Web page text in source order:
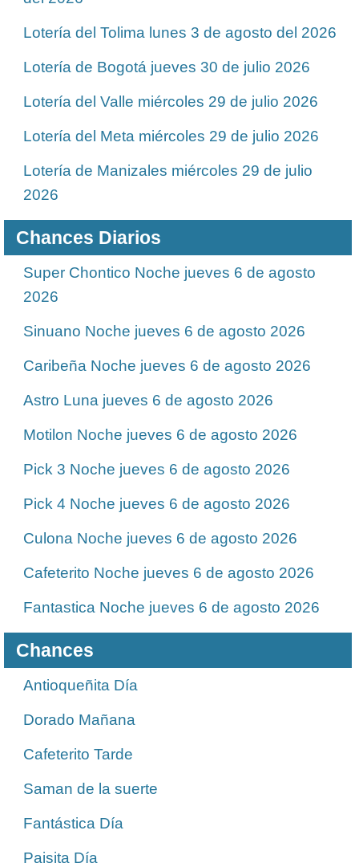
Lotería del Tolima lunes 3 de agosto del 2026
Lotería de Bogotá jueves 30 de julio 2026
Lotería del Valle miércoles 29 de julio 2026
Lotería del Meta miércoles 29 de julio 2026
Lotería de Manizales miércoles 29 de julio
2026
Chances Diarios
Super Chontico Noche jueves 6 de agosto
2026
Sinuano Noche jueves 6 de agosto 2026
Caribeña Noche jueves 6 de agosto 2026
Astro Luna jueves 6 de agosto 2026
Motilon Noche jueves 6 de agosto 2026
Pick 3 Noche jueves 6 de agosto 2026
Pick 4 Noche jueves 6 de agosto 2026
Culona Noche jueves 6 de agosto 2026
Cafeterito Noche jueves 6 de agosto 2026
Fantastica Noche jueves 6 de agosto 2026
Chances
Antioqueñita Día
Dorado Mañana
Cafeterito Tarde
Saman de la suerte
Fantástica Día
Paisita Día